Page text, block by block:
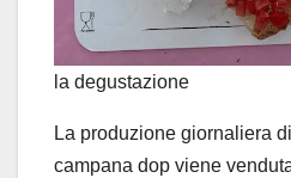
la degustazione
La produzione giornaliera
campana dop viene